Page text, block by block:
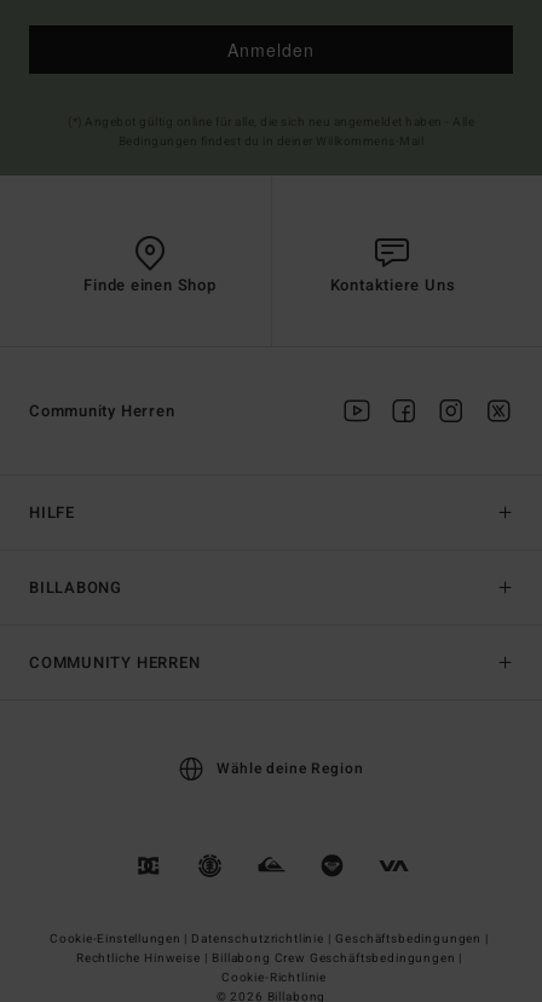
Anmelden
Finde einen Shop Kontaktiere Uns
HILFE
BILLABONG
Community Herren
COMMUNITY HERREN
Wähle deine Region
Cookie-Einstellungen | Datenschutzrichtlinie | Geschäftsbedingungen |
Rechtliche Hinweise | Billabong Crew Geschäftsbedingungen |
Cookie-Richtlinie
© 2026 Billabong